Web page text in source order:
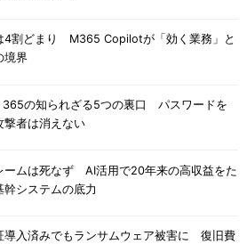
4割どまり M365 Copilotが「効く業務」と
境界
の知られざる5つの裏口 パスワードを
撃者は消えない
ームは死なず AI活用で20年来の高収益をた
幹システムの底力
導入済みでもランサムウェア被害に 復旧費